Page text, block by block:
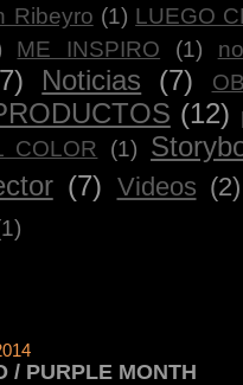
Ribeyro (1) LUEGO
ME INSPIRO (1)
Noticias (7)
(12)
COLOR (1)
(7) Videos (2)
/ PURPLE MONTH